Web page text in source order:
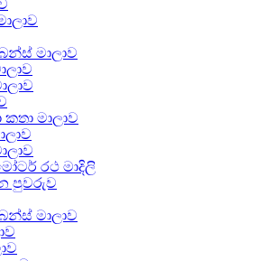
මාලාව
මාලාව
රථ මාදිලි
පුවරුව
මාලාව